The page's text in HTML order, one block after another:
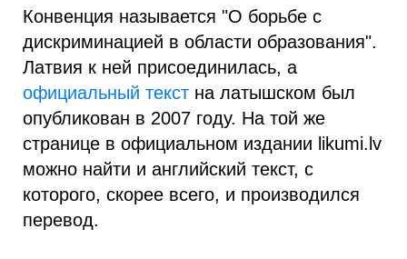
Конвенция называется "О борьбе с
дискриминацией в области образования".
Латвия к ней присоединилась, а
официальный текст на латышском был
опубликован в 2007 году. На той же
странице в официальном издании likumi.lv
можно найти и английский текст, с
которого, скорее всего, и производился
перевод.